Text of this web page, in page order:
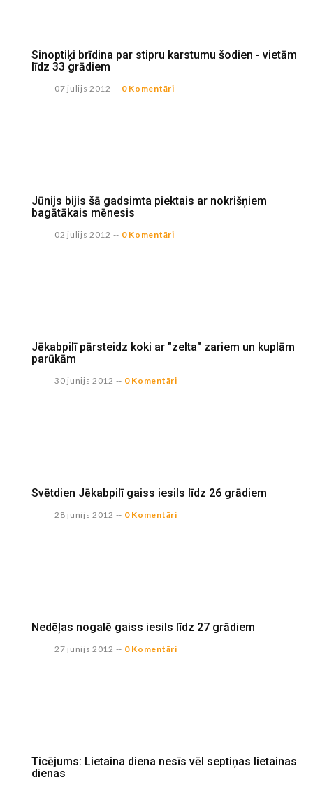
Sinoptiķi brīdina par stipru karstumu šodien - vietām
līdz 33 grādiem
07 julijs 2012 -- 0 Komentāri
Jūnijs bijis šā gadsimta piektais ar nokrišņiem
bagātākais mēnesis
02 julijs 2012 -- 0 Komentāri
Jēkabpilī pārsteidz koki ar "zelta" zariem un kuplām
parūkām
30 junijs 2012 -- 0 Komentāri
Svētdien Jēkabpilī gaiss iesils līdz 26 grādiem
28 junijs 2012 -- 0 Komentāri
Nedēļas nogalē gaiss iesils līdz 27 grādiem
27 junijs 2012 -- 0 Komentāri
Ticējums: Lietaina diena nesīs vēl septiņas lietainas
dienas